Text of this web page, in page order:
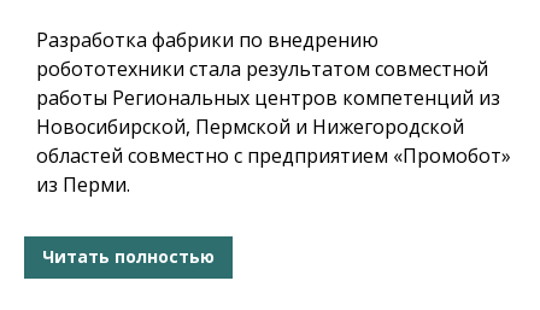
Разработка фабрики по внедрению
робототехники стала результатом совместной
работы Региональных центров компетенций из
Новосибирской, Пермской и Нижегородской
областей совместно с предприятием «Промобот»
из Перми.
Читать полностью